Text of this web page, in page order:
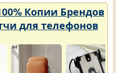
Копии Брендов
для телефонов